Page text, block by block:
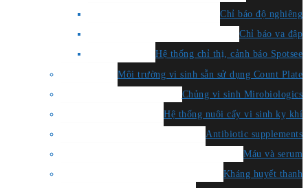
Chỉ báo độ nghiêng
Chỉ báo va đập
Hệ thống chỉ thị, cảnh báo Spotsee
Môi trường vi sinh sẵn sử dụng Count Plate
Chủng vi sinh Mirobiologics
Hệ thống nuôi cấy vi sinh kỵ khí
Antibiotic supplements
Máu và serum
Kháng huyết thanh